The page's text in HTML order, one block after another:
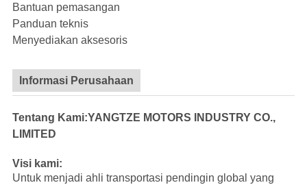
Bantuan pemasangan
Panduan teknis
Menyediakan aksesoris
Informasi Perusahaan
Tentang Kami:YANGTZE MOTORS INDUSTRY CO.,
LIMITED
Visi kami:
Untuk menjadi ahli transportasi pendingin global yang